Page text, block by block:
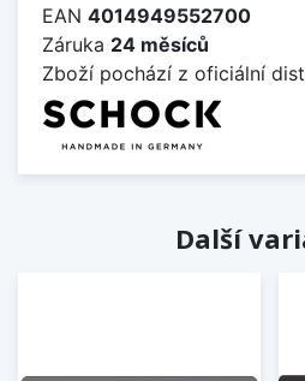
EAN 4014949552700
Záruka 24 měsíců
Zboží pochází z oficiální
Další